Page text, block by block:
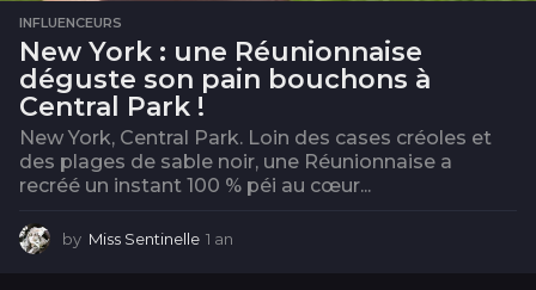
INFLUENCEURS
New York : une Réunionnaise
déguste son pain bouchons à
Central Park !
New York, Central Park. Loin des cases créoles et
des plages de sable noir, une Réunionnaise a
recréé un instant 100 % péi au cœur...
by Miss Sentinelle 1 an